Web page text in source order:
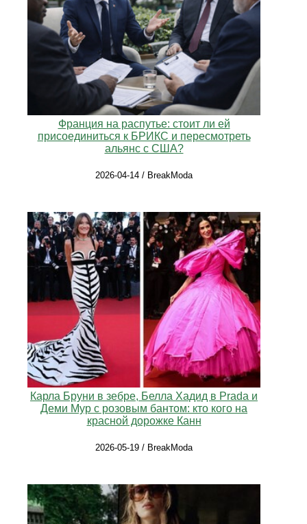
Франция на распутье: стоит ли ей
присоединиться к БРИКС и пересмотреть
альянс с США?
2026-04-14 / BreakModa
Карла Бруни в зебре, Белла Хадид в Prada и
Деми Мур с розовым бантом: кто кого на
красной дорожке Канн
2026-05-19 / BreakModa